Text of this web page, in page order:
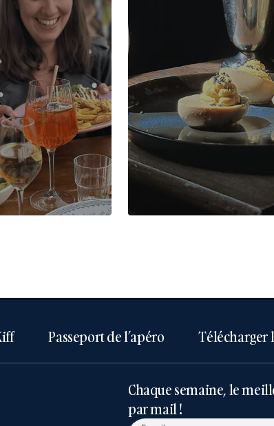
Passeport de l’apéro Télécharger
Chaque semaine, le
par mail !